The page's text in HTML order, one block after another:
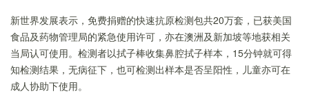
新世界发展表示，免费捐赠的快速抗原检测包共20万套，已获美国
食品及药物管理局的紧急使用许可，亦在澳洲及新加坡等地获相关
当局认可使用。检测者以拭子棒收集鼻腔拭子样本，15分钟就可得
知检测结果，无病征下，也可检测出样本是否呈阳性，儿童亦可在
成人协助下使用。